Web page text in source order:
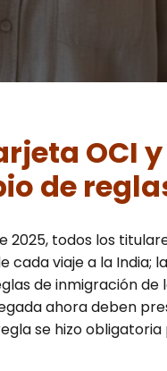
OCI
de
2025, todos los
cada viaje a la India;
de inmigración
ahora deben
se hizo